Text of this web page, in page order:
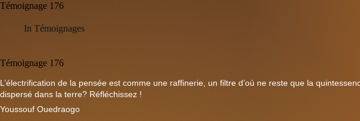
Témoignage 176
In Témoignages
Témoignage 176
L’électrification de la pensée est comme une raffinerie, un filtre d’où ne reste que la
dispersé dans la terre? Réfléchissez !
Youssouf Ouedraogo